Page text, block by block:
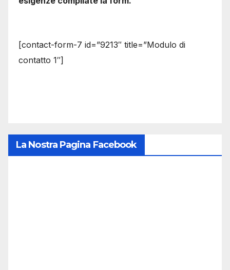
[contact-form-7 id=”9213″ title=”Modulo di
contatto 1″]
La Nostra Pagina Facebook